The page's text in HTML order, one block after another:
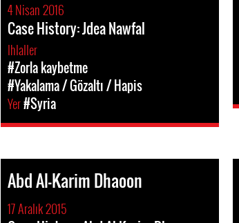
4 Nisan 2016
Case History: Jdea Nawfal
Ihlaller
#Zorla kaybetme
#Yakalama / Gözaltı / Hapis
Yer#Syria
Abd Al-Karim Dhaoon
17 Aralık 2015